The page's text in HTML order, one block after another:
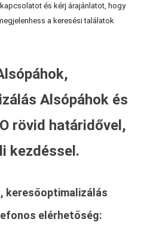
és kérj árajánlatot, hogy
a keresési találatok
Alsópáhok és
rövid határidővel,
kezdéssel.
keresőoptimalizálás
elérhetőség: